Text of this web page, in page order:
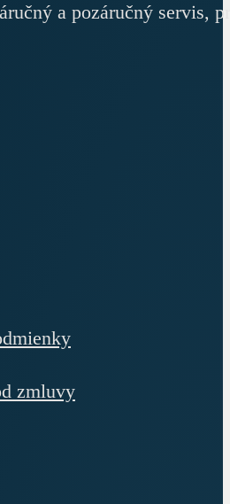
a pozáručný servis,
zmluvy